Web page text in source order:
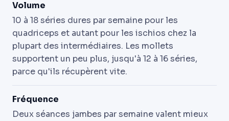
Volume
10 à 18 séries dures par semaine pour les
quadriceps et autant pour les ischios chez la
plupart des intermédiaires. Les mollets
supportent un peu plus, jusqu'à 12 à 16 séries,
parce qu'ils récupèrent vite.
Fréquence
Deux séances jambes par semaine valent mieux